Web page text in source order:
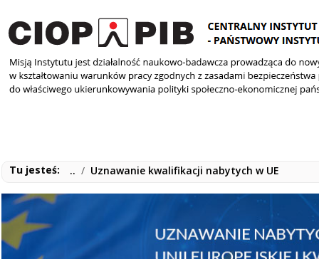
Tu jesteś: .. / Uznawanie kwalifikacji nabytych w UE